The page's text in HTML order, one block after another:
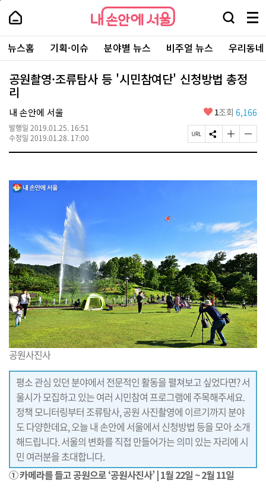
본
로
가
내
손
안
에
서
울
-
서
울
시
대
표
소
통
포
내
손
에
울
검
창
열
기
메
뉴
전
체
보
주
요
서
뉴스홈 기획·이슈 분야별 뉴스 비주얼 뉴스 우리동
공원촬영·조류탐사 등 '시민참여단' 신청방법 총정
리
내 손안에 서울
발행일 2019.01.25. 16:51
수정일 2019.01.28. 17:00
좋
요
1조회 6,166
페
이
R
S
N
유
글
자
크
하
기
글
자
작
하
기
공원사진사
평소 관심 있던 분야에서 전문적인 활동을 펼쳐보고 싶었다면? 서
울시가 모집하고 있는 여러 시민참여 프로그램에 주목해주세요.
정책 모니터링부터 조류탐사, 공원 사진촬영에 이르기까지 분야
도 다양한데요, 오늘 내 손안에 서울에서 신청방법 등을 모아 소개
해드립니다. 서울의 변화를 직접 만들어가는 의미 있는 자리에 시
민 여러분을 초대합니다.
① 카메라를 들고 공원으로 ‘공원사진사’ | 1월 22일 ~ 2월 11일
페
상
단
로